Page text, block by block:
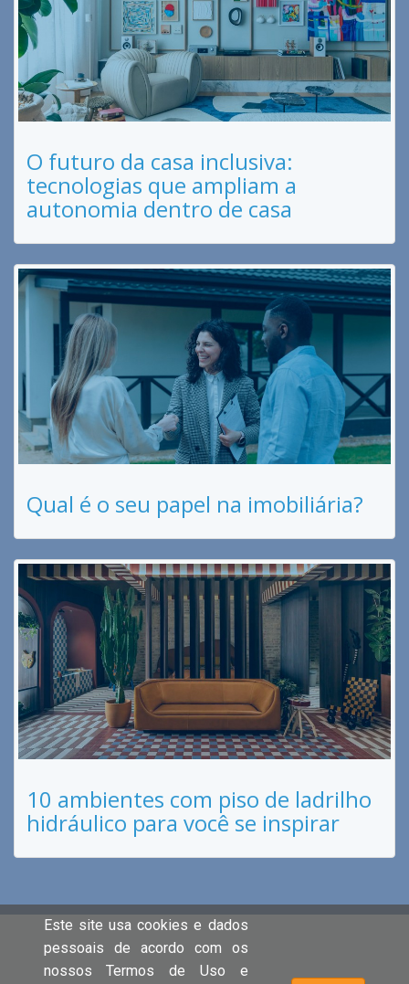
O futuro da casa inclusiva:
tecnologias que ampliam a
autonomia dentro de casa
Qual é o seu papel na imobiliária?
10 ambientes com piso de ladrilho
hidráulico para você se inspirar
Este site usa cookies e dados
pessoais de acordo com os
nossos Termos de Uso e